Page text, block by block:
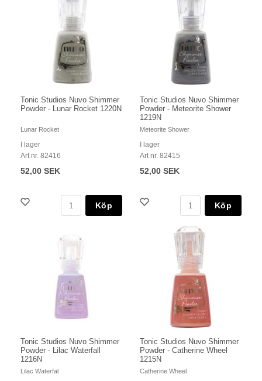
Tonic Studios Nuvo Shimmer
Powder - Lunar Rocket 1220N
Lunar Rocket
I lager
Art nr. 82416
52,00 SEK
Köp
Tonic Studios Nuvo Shimmer
Powder - Meteorite Shower
1219N
Meteorite Shower
I lager
Art nr. 82415
52,00 SEK
Köp
Tonic Studios Nuvo Shimmer
Powder - Lilac Waterfall
1216N
Lilac Waterfal
Tonic Studios Nuvo Shimmer
Powder - Catherine Wheel
1215N
Catherine Wheel